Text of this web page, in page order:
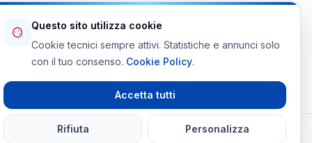
Canale WhatsApp
Telegram Toscana Futsal
© 2026 Palla al Centro · Tutti i diritti riservati
Questo sito utilizza cookie
Cookie tecnici sempre attivi. Statistiche e annunci solo
con il tuo consenso. Cookie Policy.
Accetta tutti
Rifiuta Personalizza